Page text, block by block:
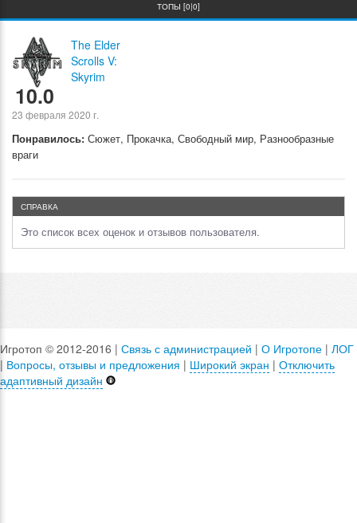
ТОПЫ [0|0]
The Elder
Scrolls V:
Skyrim
10.0
23 февраля 2020 г.
Понравилось: Сюжет, Прокачка, Свободный мир, Разнообразные
враги
СПРАВКА
Это список всех оценок и отзывов пользователя.
Игротоп © 2012-2016 | Связь с администрацией | О Игротопе | ЛОГ
| Вопросы, отзывы и предложения | Широкий экран | Отключить
адаптивный дизайн